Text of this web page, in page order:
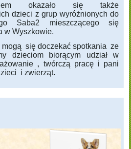
okazało się także
dzieci z grup wyróżnionych do
Saba2 mieszczącego się
w Wyszkowie.
się doczekać spotkania ze
dzieciom biorącym udział w
, twórczą pracę i pani
i zwierząt.